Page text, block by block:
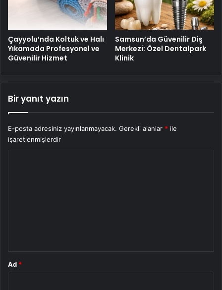
Çayyolu’nda Koltuk ve Halı
Yıkamada Profesyonel ve
Güvenilir Hizmet
Samsun’da Güvenilir Diş
Merkezi: Özel Dentalpark
Klinik
Bir yanıt yazın
E-posta adresiniz yayınlanmayacak. Gerekli alanlar * ile
işaretlenmişlerdir
Ad *